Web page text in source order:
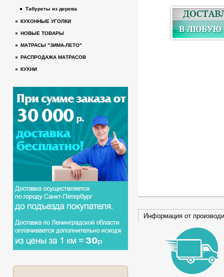
Информация от
Табуреты из дерева
КУХОННЫЕ УГОЛКИ
НОВЫЕ ТОВАРЫ
МАТРАСЫ "ЗИМА-ЛЕТО"
РАСПРОДАЖА МАТРАСОВ
КУХНИ